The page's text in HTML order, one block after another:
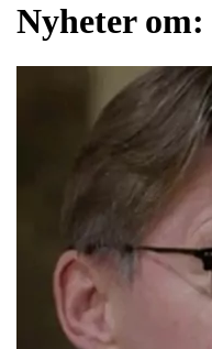
Nyheter om: